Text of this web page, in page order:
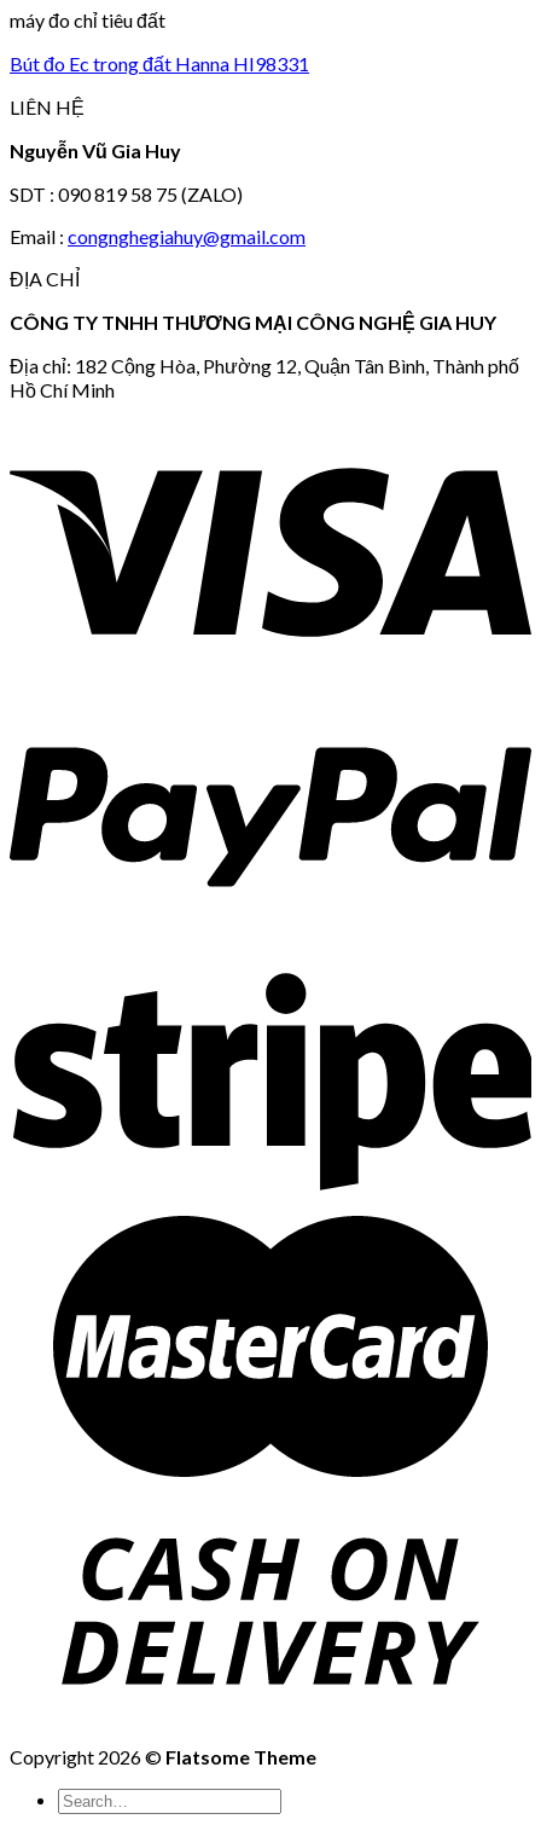
máy đo chỉ tiêu đất
Bút đo Ec trong đất Hanna HI98331
LIÊN HỆ
Nguyễn Vũ Gia Huy
SDT : 090 819 58 75 (ZALO)
Email : congnghegiahuy@gmail.com
ĐỊA CHỈ
CÔNG TY TNHH THƯƠNG MẠI CÔNG NGHỆ GIA HUY
Địa chỉ: 182 Cộng Hòa, Phường 12, Quận Tân Bình, Thành phố
Hồ Chí Minh
Copyright 2026 © Flatsome Theme
Search